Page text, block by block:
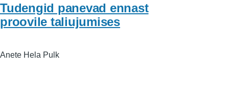
Tudengid panevad ennast
proovile taliujumises
Anete Hela Pulk